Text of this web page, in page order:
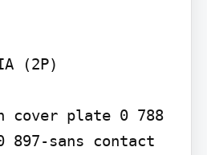
(2P)
cover plate 0 788
sans contact